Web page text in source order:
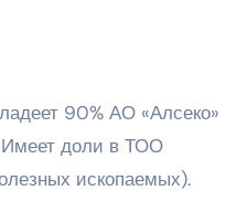
90% АО «Алсеко»
доли в ТОО
ископаемых).